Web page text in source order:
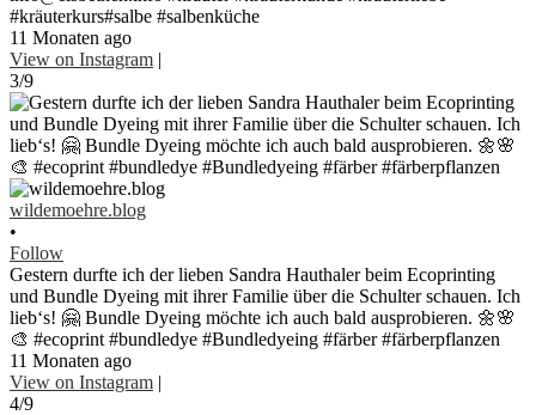
#kräuterkurs#salbe #salbenküche
11 Monaten ago
View on Instagram |
3/9
wildemoehre.blog
•
Follow
Gestern durfte ich der lieben Sandra Hauthaler beim Ecoprinting
und Bundle Dyeing mit ihrer Familie über die Schulter schauen. Ich
lieb‘s! 🤗 Bundle Dyeing möchte ich auch bald ausprobieren. 🌼🌸
🎨 #ecoprint #bundledye #Bundledyeing #färber #färberpflanzen
11 Monaten ago
View on Instagram |
4/9